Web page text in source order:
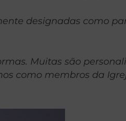
designadas como
Muitas são
como membros da